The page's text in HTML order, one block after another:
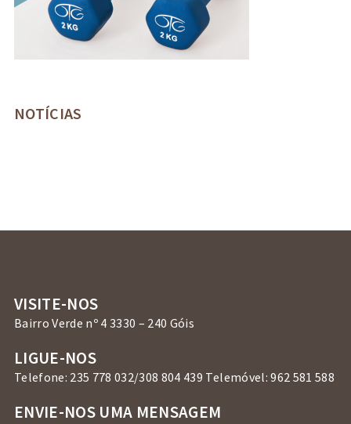
NOTÍCIAS
VISITE-NOS
Bairro Verde nº 4 3330 – 240 Góis
LIGUE-NOS
Telefone: 235 778 032/308 804 439 Telemóvel: 962 581 588
ENVIE-NOS UMA MENSAGEM